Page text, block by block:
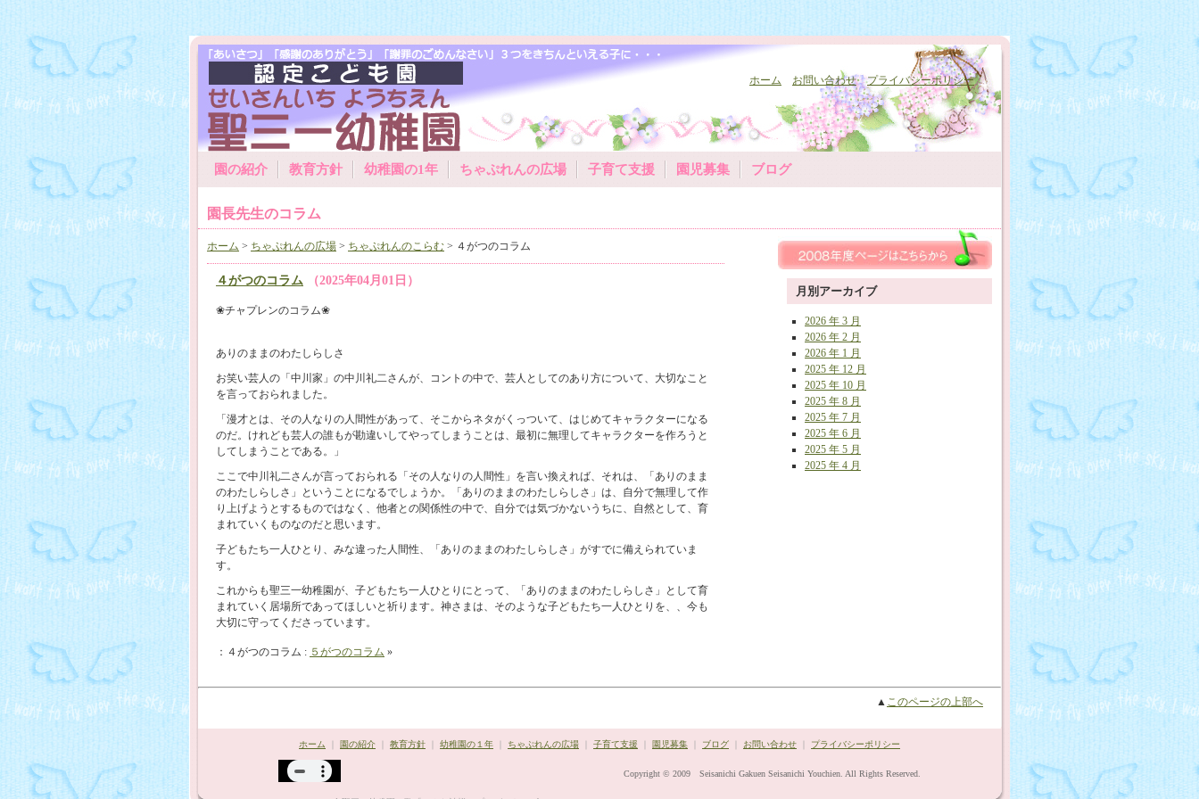
ホーム お問い合わせ プライバシーポリシー
園の紹介 教育方針 幼稚園の1年 ちゃぷれんの広場 子育て支援 園児募集 ブログ
園長先生のコラム
ホーム > ちゃぷれんの広場 > ちゃぷれんのこらむ > ４がつのコラム
４がつのコラム （2025年04月01日）
❀チャプレンのコラム❀
ありのままのわたしらしさ
お笑い芸人の「中川家」の中川礼二さんが、コントの中で、芸人としてのあり方について、大切なこと
を言っておられました。
「漫才とは、その人なりの人間性があって、そこからネタがくっついて、はじめてキャラクターになる
のだ。けれども芸人の誰もが勘違いしてやってしまうことは、最初に無理してキャラクターを作ろうと
してしまうことである。」
ここで中川礼二さんが言っておられる「その人なりの人間性」を言い換えれば、それは、「ありのまま
のわたしらしさ」ということになるでしょうか。「ありのままのわたしらしさ」は、自分で無理して作
り上げようとするものではなく、他者との関係性の中で、自分では気づかないうちに、自然として、育
まれていくものなのだと思います。
子どもたち一人ひとり、みな違った 人間性、「ありのままのわたしらしさ」がすでに備えられていま
す。
これからも聖三一幼稚園が、子どもたち一人ひとりにとって、「ありのままのわたしらしさ」として育
まれていく居場所であってほしいと祈ります。神さまは、そのような子どもたち一人ひとりを、 、今も
大切に守ってくださっています。
：４がつのコラム : ５がつのコラム »
月別アーカイブ
2026 年 3 月
2026 年 2 月
2026 年 1 月
2025 年 12 月
2025 年 10 月
2025 年 8 月
2025 年 7 月
2025 年 6 月
2025 年 5 月
2025 年 4 月
▲ このページの上部へ
ホーム 園の紹介 教育方針 幼稚園の１年 ちゃぷれんの広場 子育て支援 園児募集 ブログ お問い合わせ プライバシーポリシー
Copyright © 2009 Seisanichi Gakuen Seisanichi Youchien. All Rights Reserved.